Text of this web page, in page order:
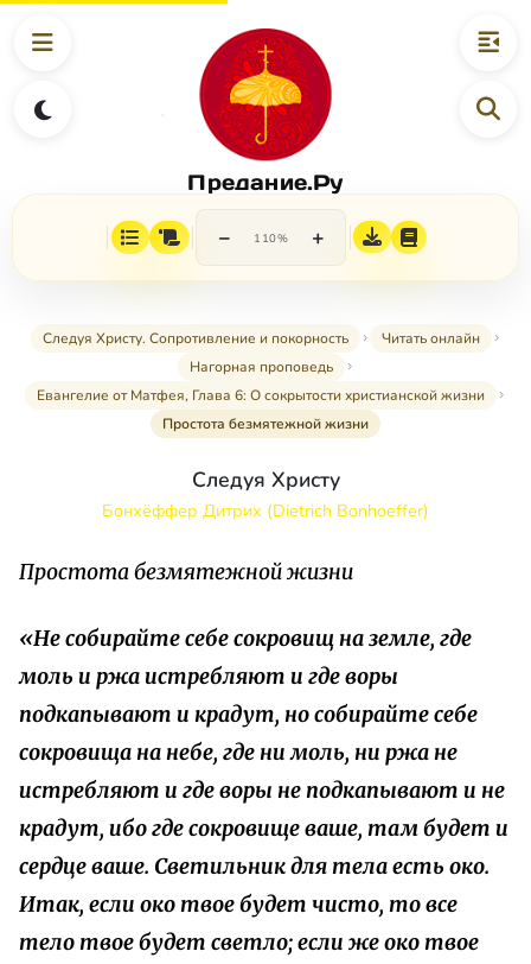
Предание.Ру
− 110% +
Следуя Христу. Сопротивление и покорность
Читать онлайн
Нагорная проповедь
Евангелие от Матфея, Глава 6: О сокрытости христианской жизни
Простота безмятежной жизни
Следуя Христу
Бонхёффер Дитрих (Dietrich Bonhoeffer)
Простота безмятежной жизни
«Не собирайте себе сокровищ на земле, где
моль и ржа истребляют и где воры
подкапывают и крадут, но собирайте себе
сокровища на небе, где ни моль, ни ржа не
истребляют и где воры не подкапывают и не
крадут, ибо где сокровище ваше, там будет и
сердце ваше. Светильник для тела есть око.
Итак, если око твое будет чисто, то все
тело твое будет светло; если же око твое